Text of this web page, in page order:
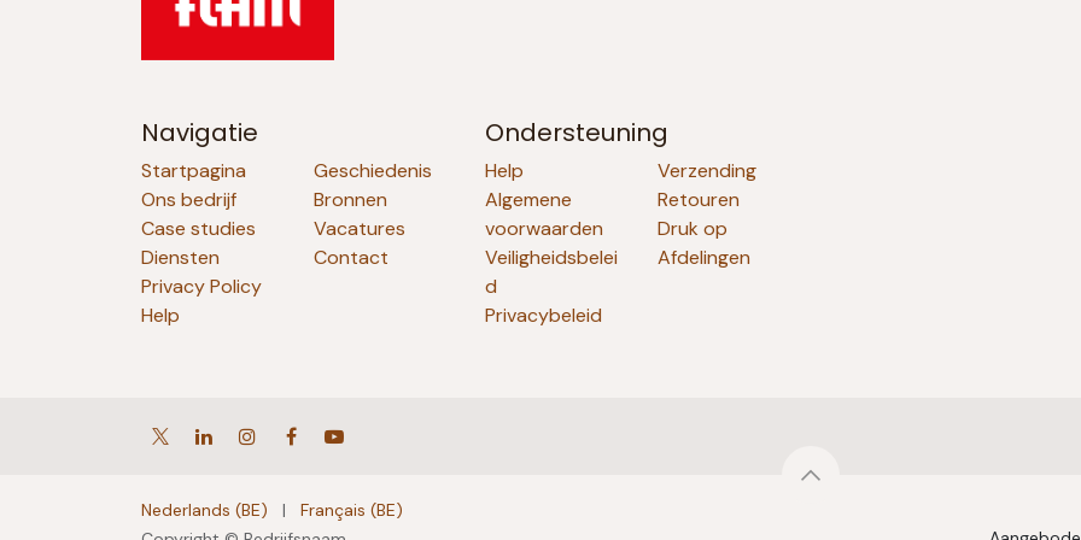
Navigatie
Startpagina
Ons bedrijf
Case studies
Diensten
Privacy Policy
Help
Geschiedenis
Bronnen
Vacatures
Contact
Ondersteuning
Help
Algemene
voorwaarden
Veiligheidsbelei
d
Privacybeleid
Verzending
Retouren
Druk op
Afdelingen
Nederlands (BE) |
Français (BE)